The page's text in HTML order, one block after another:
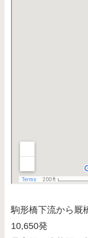
駒形橋下流から厩
10,650発